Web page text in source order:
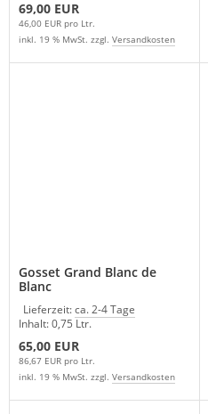
69,00 EUR
46,00 EUR pro Ltr.
inkl. 19 % MwSt. zzgl. Versandkosten
Gosset Grand Blanc de
Blanc
Lieferzeit:ca. 2-4 Tage
Inhalt: 0,75 Ltr.
65,00 EUR
86,67 EUR pro Ltr.
inkl. 19 % MwSt. zzgl. Versandkosten